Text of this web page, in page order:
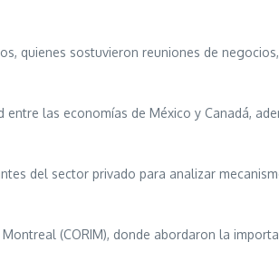
quienes sostuvieron reuniones de
las economías de México y Canadá,
del sector privado para analizar
(CORIM), donde abordaron la